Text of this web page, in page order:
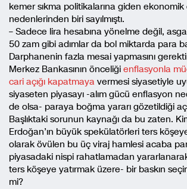
kemer sıkma politikalarına giden
nedenlerinden biri sayılmıştı.
– Sadece lira hesabına yönelme değil,
50 zam gibi adımlar da bol miktarda para
Darphanenin fazla mesai yapmasını
Merkez Bankasının önceliği enflasyonla
cari açığı kapatmaya vermesi siyasetiyle
siyaseten piyasayı -alım gücü enflasyon
de olsa- paraya boğma yararı gözetildiği
Başlıktaki sorunun kaynağı da bu zaten.
Erdoğan’ın büyük spekülatörleri ters
olarak övülen bu üç viraj hamlesi acaba
piyasadaki nispi rahatlamadan
ters köşeye yatırmak üzere- bir baskın
mi?